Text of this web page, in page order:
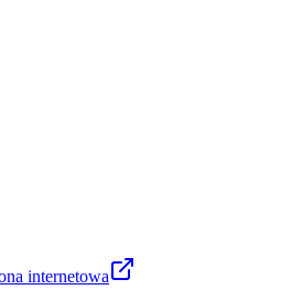
internetowa